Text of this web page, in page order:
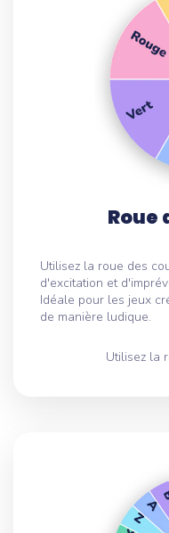
Roue
Utilisez la roue des
d'excitation et
Idéale pour les jeux
de manière ludique.
Utilisez la